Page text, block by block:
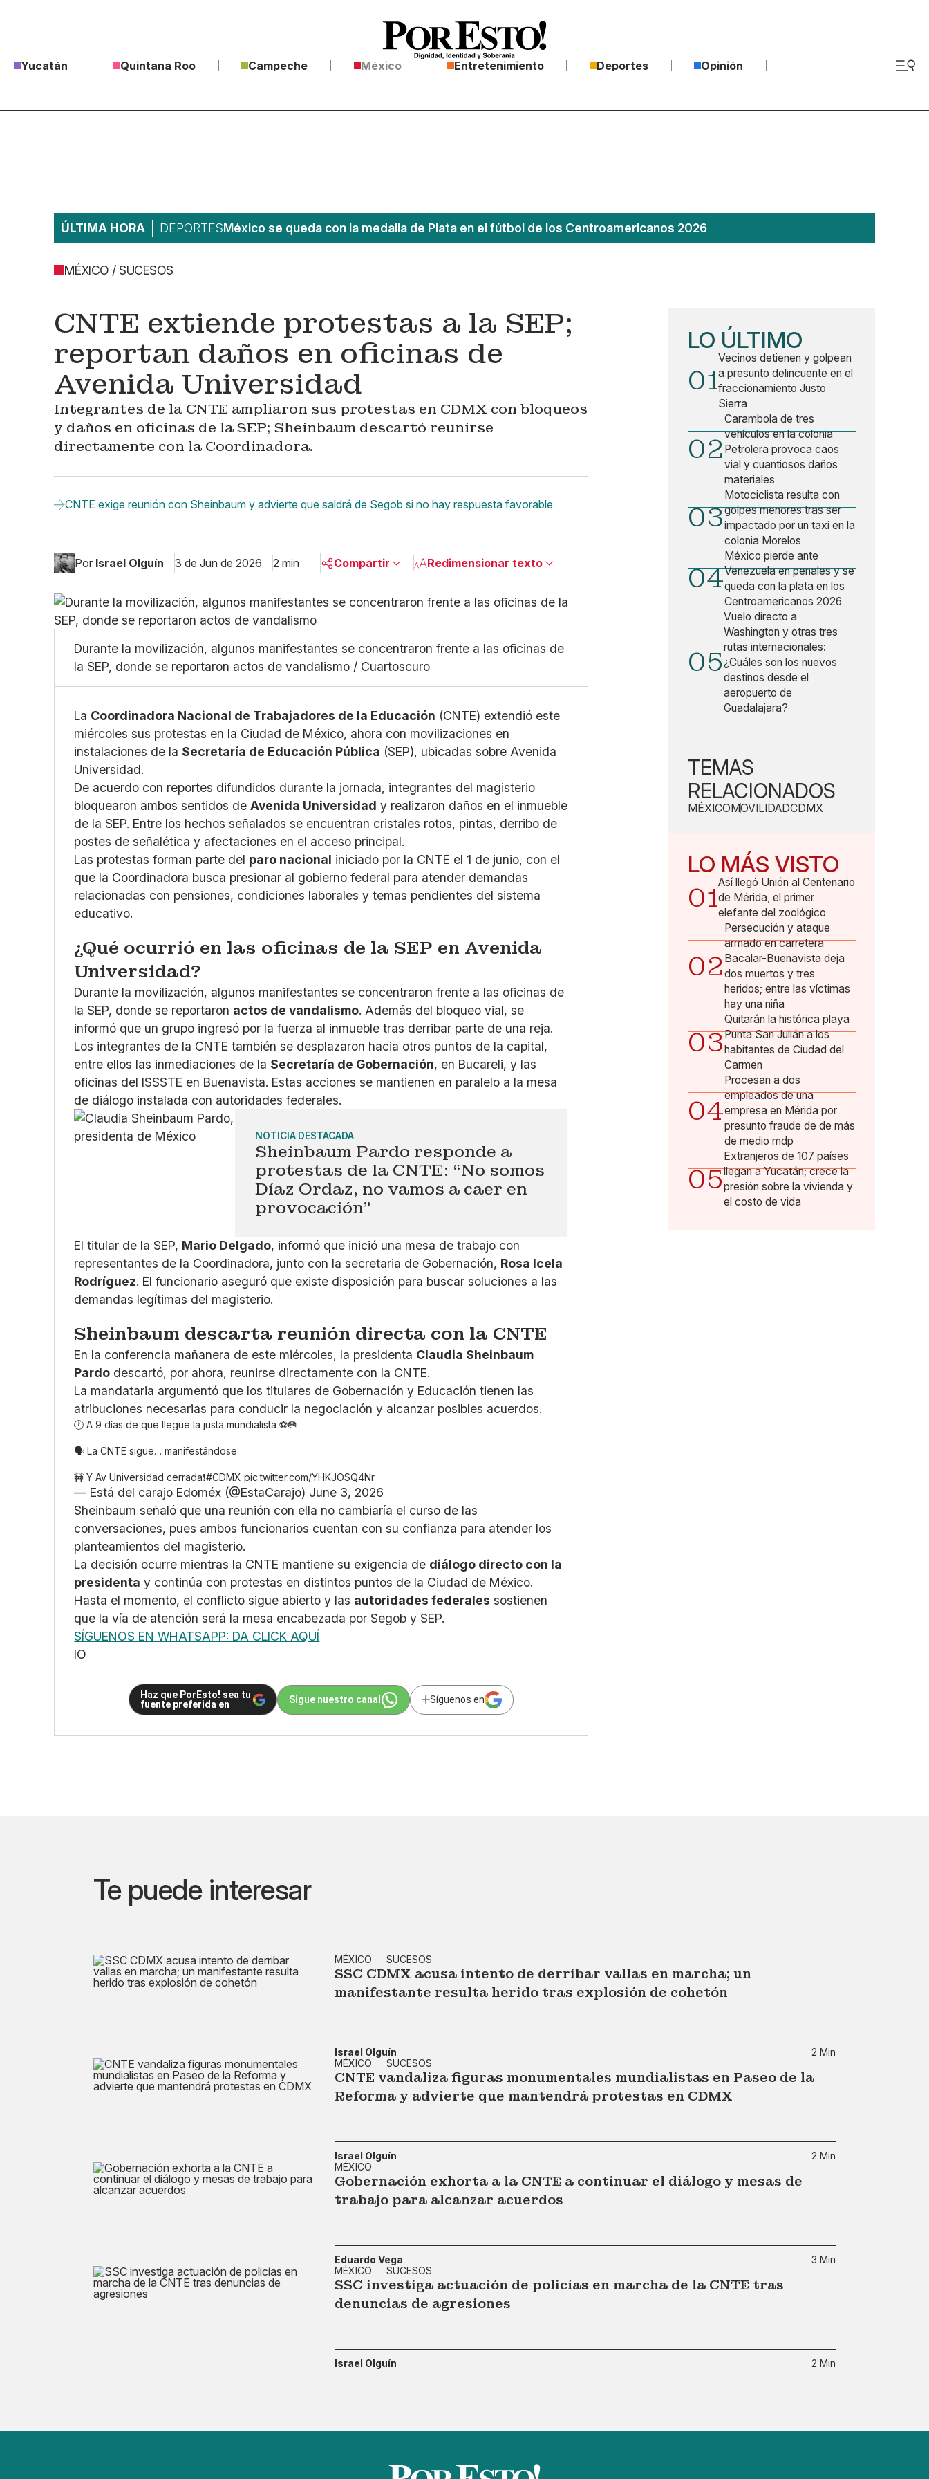
Yucatán Quintana Roo Campeche México Entretenimiento Deportes Opinión
ÚLTIMA HORA DEPORTESMéxico se queda con la medalla de Plata en el fútbol de los Centroamericanos 2026
MÉXICO / SUCESOS
CNTE extiende protestas a la SEP;
reportan daños en oficinas de
Avenida Universidad
Integrantes de la CNTE ampliaron sus protestas en CDMX con bloqueos
y daños en oficinas de la SEP; Sheinbaum descartó reunirse
directamente con la Coordinadora.
CNTE exige reunión con Sheinbaum y advierte que saldrá de Segob si no hay respuesta favorable
Por Israel Olguín 3 de Jun de 2026 2 min Compartir
Linkedin
Whatsapp
Copiar enlace
Redimensionar texto
Pequeño
Durante la movilización, algunos manifestantes se concentraron frente a las oficinas de
la SEP, donde se reportaron actos de vandalismo / Cuartoscuro
La Coordinadora Nacional de Trabajadores de la Educación (CNTE) extendió este
miércoles sus protestas en la Ciudad de México, ahora con movilizaciones en
instalaciones de la Secretaría de Educación Pública (SEP), ubicadas sobre Avenida
Universidad.
De acuerdo con reportes difundidos durante la jornada, integrantes del magisterio
bloquearon ambos sentidos deAvenida Universidad y realizaron daños en el inmueble
de la SEP. Entre los hechos señalados se encuentran cristales rotos, pintas, derribo de
postes de señalética y afectaciones en el acceso principal.
Las protestas forman parte del paro nacional iniciado por la CNTE el 1 de junio, con el
que la Coordinadora busca presionar al gobierno federal para atender demandas
relacionadas con pensiones, condiciones laborales y temas pendientes del sistema
educativo.
¿Qué ocurrió en las oficinas de la SEP en Avenida
Universidad?
Durante la movilización, algunos manifestantes se concentraron frente a las oficinas de
la SEP, donde se reportaron actos de vandalismo. Además del bloqueo vial, se
informó que un grupo ingresó por la fuerza al inmueble tras derribar parte de una reja.
Los integrantes de la CNTE también se desplazaron hacia otros puntos de la capital,
entre ellos las inmediaciones de la Secretaría de Gobernación, en Bucareli, y las
oficinas del ISSSTE en Buenavista. Estas acciones se mantienen en paralelo a la mesa
de diálogo instalada con autoridades federales.
NOTICIA DESTACADA
Sheinbaum Pardo responde a
protestas de la CNTE: “No somos
Díaz Ordaz, no vamos a caer en
provocación”
El titular de la SEP, Mario Delgado, informó que inició una mesa de trabajo con
representantes de la Coordinadora, junto con la secretaria de Gobernación, Rosa Icela
Rodríguez. El funcionario aseguró que existe disposición para buscar soluciones a las
demandas legítimas del magisterio.
Sheinbaum descarta reunión directa con la CNTE
En la conferencia mañanera de este miércoles, la presidenta Claudia Sheinbaum
Pardo descartó, por ahora, reunirse directamente con la CNTE.
La mandataria argumentó que los titulares de Gobernación y Educación tienen las
atribuciones necesarias para conducir la negociación y alcanzar posibles acuerdos.
🕐 A 9 días de que llegue la justa mundialista ⚽️🥅
🗣️ La CNTE sigue… manifestándose
🚧 Y Av Universidad cerrada❗️#CDMX pic.twitter.com/YHKJOSQ4Nr
— Está del carajo Edoméx (@EstaCarajo) June 3, 2026
Sheinbaum señaló que una reunión con ella no cambiaría el curso de las
conversaciones, pues ambos funcionarios cuentan con su confianza para atender los
planteamientos del magisterio.
La decisión ocurre mientras la CNTE mantiene su exigencia de diálogo directo con la
presidenta y continúa con protestas en distintos puntos de la Ciudad de México.
Hasta el momento, el conflicto sigue abierto y las autoridades federales sostienen
que la vía de atención será la mesa encabezada por Segob y SEP.
SÍGUENOS EN WHATSAPP: DA CLICK AQUÍ
IO
Haz que PorEsto! sea tu
fuente preferida en
Sigue nuestro canal Síguenos en
LO ÚLTIMO
01
Vecinos detienen y golpean
a presunto delincuente en el
fraccionamiento Justo
Sierra
02
Carambola de tres
vehículos en la colonia
Petrolera provoca caos
vial y cuantiosos daños
materiales
03
Motociclista resulta con
golpes menores tras ser
impactado por un taxi en la
colonia Morelos
04
México pierde ante
Venezuela en penales y se
queda con la plata en los
Centroamericanos 2026
05
Vuelo directo a
Washington y otras tres
rutas internacionales:
¿Cuáles son los nuevos
destinos desde el
aeropuerto de
Guadalajara?
TEMAS
RELACIONADOS
MÉXICOMOVILIDADCDMX
LO MÁS VISTO
01Así llegó Unión al Centenario
de Mérida, el primer
elefante del zoológico
02
Persecución y ataque
armado en carretera
Bacalar-Buenavista deja
dos muertos y tres
heridos; entre las víctimas
hay una niña
03
Quitarán la histórica playa
Punta San Julián a los
habitantes de Ciudad del
Carmen
04
Procesan a dos
empleados de una
empresa en Mérida por
presunto fraude de de más
de medio mdp
05
Extranjeros de 107 países
llegan a Yucatán; crece la
presión sobre la vivienda y
el costo de vida
Te puede interesar
MÉXICO SUCESOS
SSC CDMX acusa intento de derribar vallas en marcha; un
manifestante resulta herido tras explosión de cohetón
Israel Olguín
2 Min
MÉXICO
SUCESOS
CNTE vandaliza figuras monumentales mundialistas en Paseo de la
Reforma y advierte que mantendrá protestas en CDMX
Israel Olguín
2 Min
MÉXICO
Gobernación exhorta a la CNTE a continuar el diálogo y mesas de
trabajo para alcanzar acuerdos
Eduardo Vega
3 Min
MÉXICO
SUCESOS
SSC investiga actuación de policías en marcha de la CNTE tras
denuncias de agresiones
Israel Olguín 2 Min